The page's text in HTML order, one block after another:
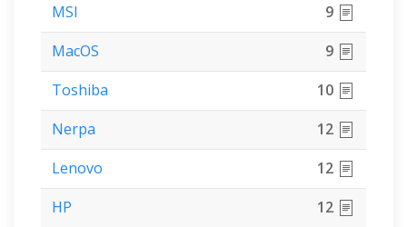
MSI
9
MacOS
9
Toshiba
10
Nerpa
12
Lenovo
12
HP
12